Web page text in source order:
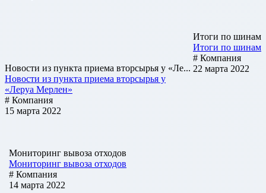
Итоги по шинам
Итоги по шинам
# Компания
22 марта 2022
Новости из пункта приема вторсырья у «Ле...
Новости из пункта приема вторсырья у
«Леруа Мерлен»
# Компания
15 марта 2022
Мониторинг вывоза отходов
Мониторинг вывоза отходов
# Компания
14 марта 2022